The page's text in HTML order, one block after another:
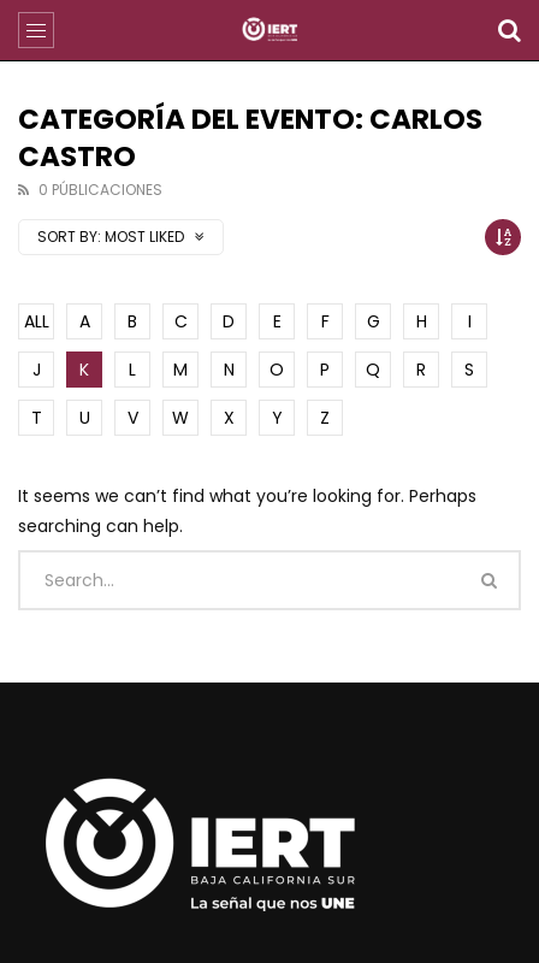
CATEGORÍA DEL EVENTO: CARLOS
CASTRO
0 PÚBLICACIONES
SORT BY: MOST LIKED
ALL A B C D E F G H
I
J
K L M N O P Q R
S
T
U V W X Y Z
It seems we can’t find what you’re looking for. Perhaps
searching can help.